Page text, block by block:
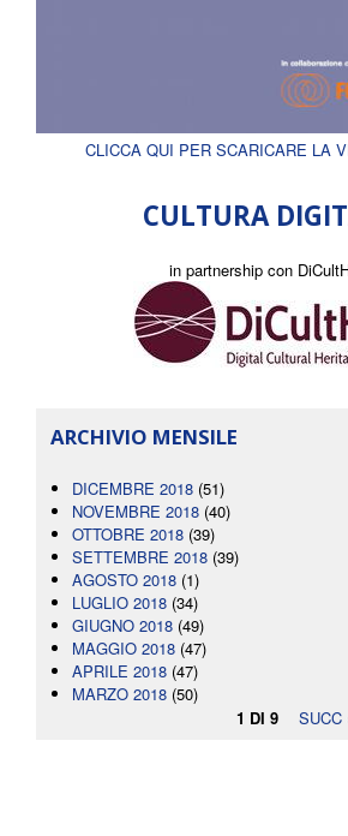
CLICCA QUI PER SCARICARE LA
CULTURA
in partnership con
ARCHIVIO MENSILE
DICEMBRE 2018 (51)
NOVEMBRE 2018 (40)
OTTOBRE 2018 (39)
SETTEMBRE 2018 (39)
AGOSTO 2018 (1)
LUGLIO 2018 (34)
GIUGNO 2018 (49)
MAGGIO 2018 (47)
APRILE 2018 (47)
MARZO 2018 (50)
1 DI 9
SUCC